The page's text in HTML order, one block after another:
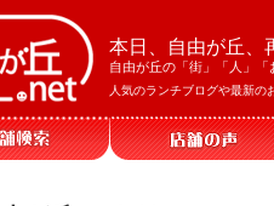
本日、自由が丘、
自由が丘の「街」「人」「
人気のランチブログや最新の